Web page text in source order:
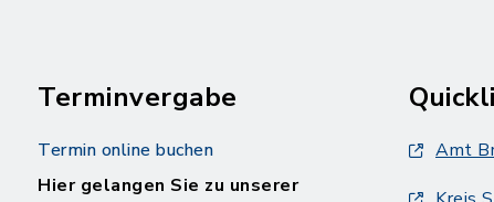
Terminvergabe
Termin online buchen
Hier gelangen Sie zu unserer
Amt